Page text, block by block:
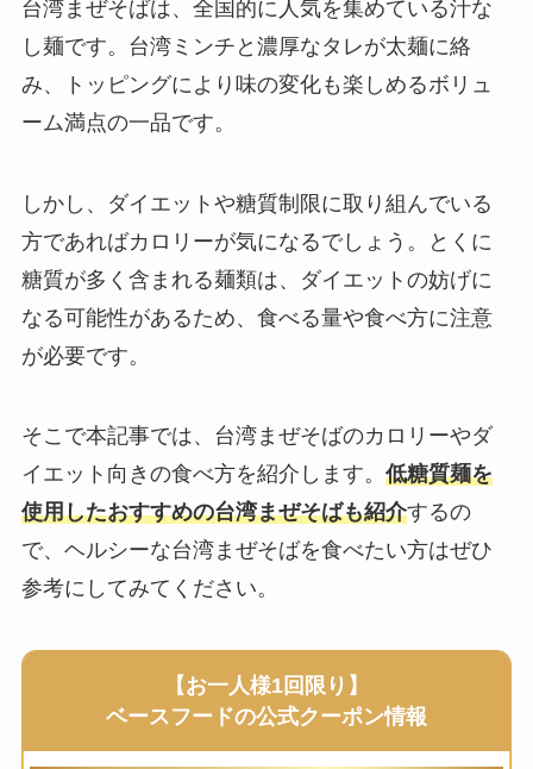
台湾まぜそばは、全国的に人気を集めている汁な
し麺です。台湾ミンチと濃厚なタレが太麺に絡
み、トッピングにより味の変化も楽しめるボリュ
ーム満点の一品です。
しかし、ダイエットや糖質制限に取り組んでいる
方であればカロリーが気になるでしょう。とくに
糖質が多く含まれる麺類は、ダイエットの妨げに
なる可能性があるため、食べる量や食べ方に注意
が必要です。
そこで本記事では、台湾まぜそばのカロリーやダ
イエット向きの食べ方を紹介します。 低糖質麺を
使用したおすすめの台湾まぜそばも紹介するの
で、ヘルシーな台湾まぜそばを食べたい方はぜひ
参考にしてみてください。
【お一人様1回限り】
ベースフードの公式クーポン情報